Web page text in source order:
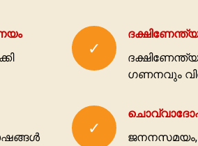
✓
ഗണനവും
✓
ജനനസമയം,